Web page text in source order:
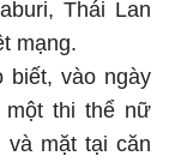
Thái Lan
mạng.
biết, vào ngày
một thi thể nữ
mặt tại căn